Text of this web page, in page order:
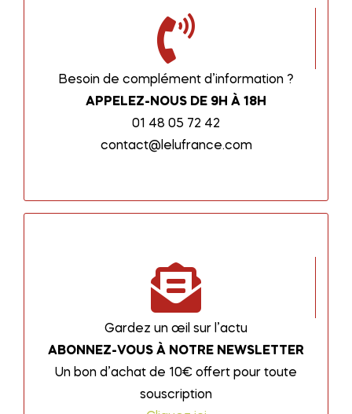
Besoin de complément d’information ?
APPELEZ-NOUS DE 9H À 18H
01 48 05 72 42
contact@lelufrance.com
Gardez un œil sur l’actu
ABONNEZ-VOUS À NOTRE NEWSLETTER
Un bon d’achat de 10€ offert pour toute
souscription